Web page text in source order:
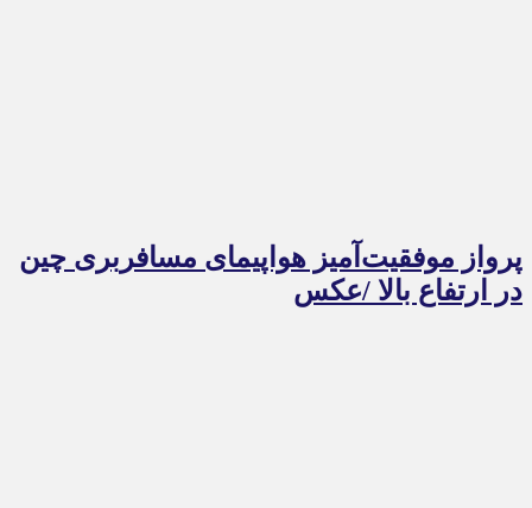
پرواز موفقیت‌آمیز هواپیمای مسافربری چین
در ارتفاع بالا /عکس